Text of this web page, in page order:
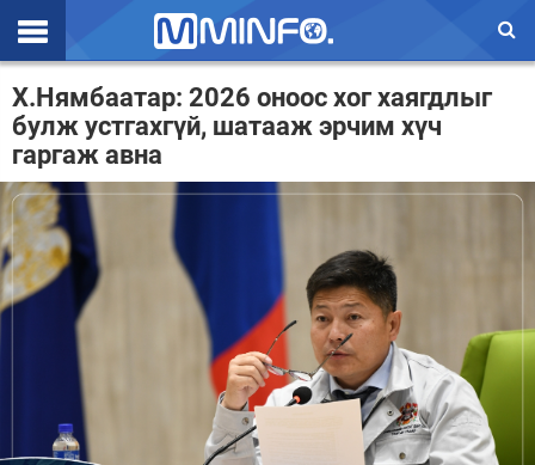
Эхлэл
Цаг агаар
Валют ханш
Улс төр
Эдийн засаг
Нийгэм
Х.Нямбаатар: 2026 оноос хог хаягдлыг
булж устгахгүй, шатааж эрчим хүч
гаргаж авна